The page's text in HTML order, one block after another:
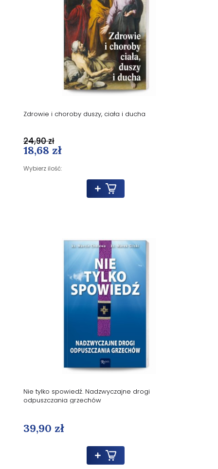
Zdrowie i choroby duszy, ciała i ducha
18,68 zł
Wybierz ilość:
24,90 zł
Nie tylko spowiedź. Nadzwyczajne drogi
odpuszczania grzechów
39,90 zł